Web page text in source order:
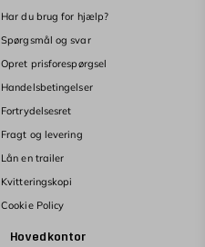
Hovedkontor
Har du brug for hjælp?
Spørgsmål og svar
Opret prisforespørgsel
Handelsbetingelser
Fortrydelsesret
Fragt og levering
Lån en trailer
Kvitteringskopi
Cookie Policy